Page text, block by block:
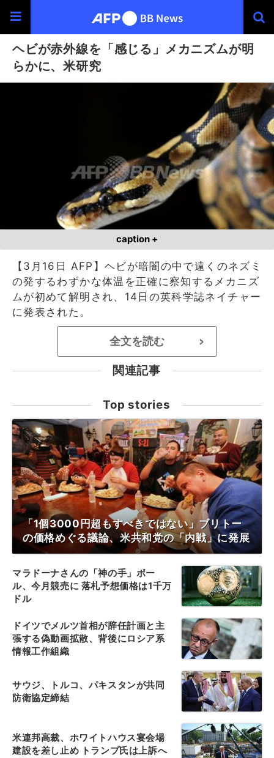
ヘビが赤外線を「感じる」メカニズムが明
らかに、米研究
caption +
【3月16日 AFP】ヘビが暗闇の中で遠くのネズミ
の発するわずかな体温を正確に察知するメカニズ
ムが初めて解明され、14日の英科学誌ネイチャー
に発表された。
全文を読む >
関連記事
Top stories
「1個3000円超もすべきではない」ブリトー
の価格めぐる議論、米共和党の「内戦」に発展
マラドーナさんの「神の手」ボー
ル、今月競売に 落札予想価格は1千万
ドル
ドイツでメルツ首相が辞任計画と主
張する偽動画拡散、背後にロシア系
情報工作組織
サウジ、トルコ、パキスタンが共同
防衛協定締結
米連邦高裁、ホワイトハウス宴会場
建設を差し止め トランプ氏は上訴へ